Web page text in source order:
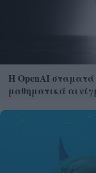
Η OpenAI σταματά
μαθηματικά